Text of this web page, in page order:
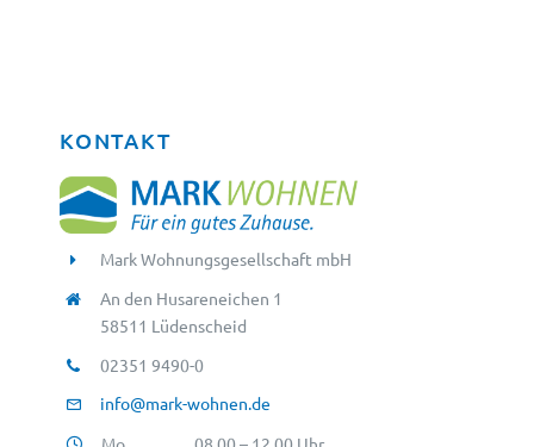
KONTAKT
Mark Wohnungsgesellschaft mbH
An den Husareneichen 1
58511 Lüdenscheid
02351 9490-0
info@mark-wohnen.de